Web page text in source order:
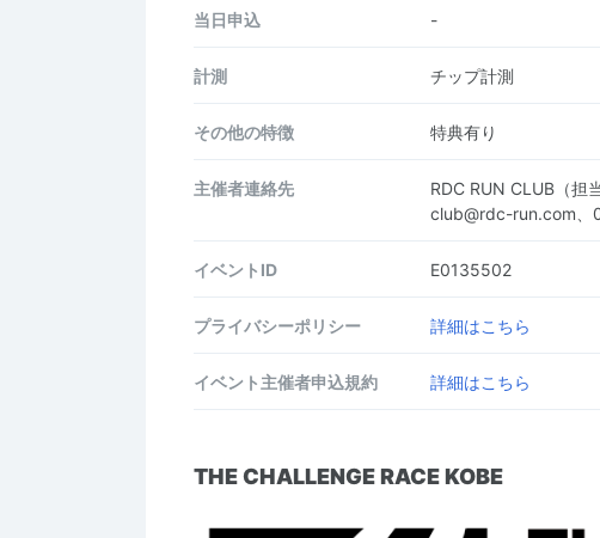
当日申込 -
計測 チップ計測
その他の特徴 特典有り
主催者連絡先
RDC RUN CLUB（担
club@rdc-run.com
イベントID E0135502
プライバシーポリシー 詳細はこちら
イベント主催者申込規約 詳細はこちら
THE CHALLENGE RACE KOBE